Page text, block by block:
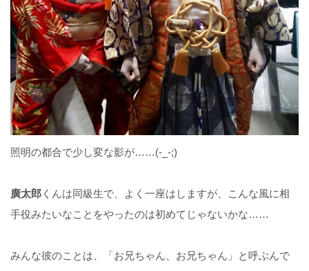
照明の都合で少し変な影が……(-_-;)
廣太郎 くんは同級生で、よく一座はしますが、こんな風に相
手役みたいなことをやったのは初めてじゃないかな……
みんな彼のことは、「お兄ちゃん、お兄ちゃん」と呼ぶんで